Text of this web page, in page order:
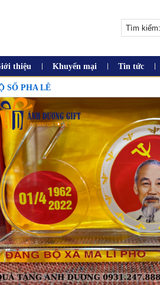
thiệu Khuyến mại Tin tức
SỐ PHA LÊ